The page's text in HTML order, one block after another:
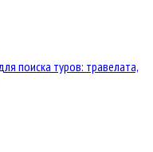
поиска туров: травелата,